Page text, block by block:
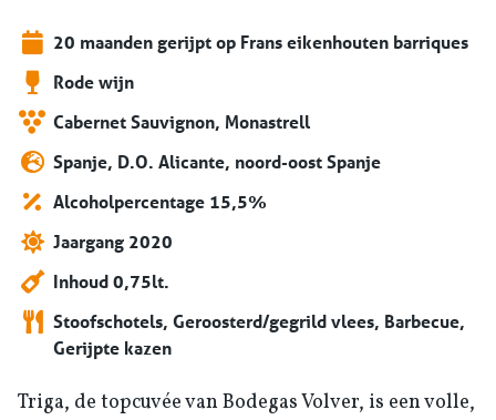
20 maanden gerijpt op Frans eikenhouten barriques
Rode wijn
Cabernet Sauvignon, Monastrell
Spanje, D.O. Alicante, noord-oost Spanje
Alcoholpercentage 15,5%
Jaargang 2020
Inhoud 0,75lt.
Stoofschotels, Geroosterd/gegrild vlees, Barbecue,
Gerijpte kazen
Triga, de topcuvée van Bodegas Volver, is een volle,